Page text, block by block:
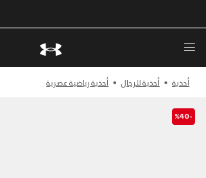
أحذية أحذية للرجال أحذية رياضية عصرية
-%40